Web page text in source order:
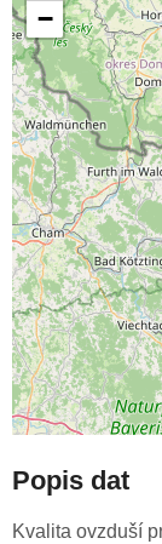
−
Popis dat
Kvalita ovzduší